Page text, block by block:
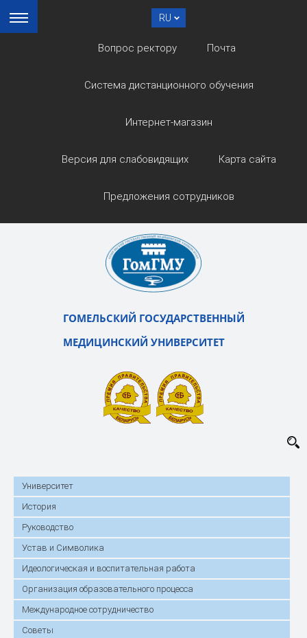
RU
Вопрос ректору Почта
Система дистанционного обучения
Интернет-магазин
Версия для слабовидящих Карта сайта
Предложения сотрудников
ГОМЕЛЬСКИЙ ГОСУДАРСТВЕННЫЙ
МЕДИЦИНСКИЙ УНИВЕРСИТЕТ
Университет
История
Руководство
Устав и Символика
Идеологическая и воспитательная работа
Организация образовательного процесса
Международное сотрудничество
Советы